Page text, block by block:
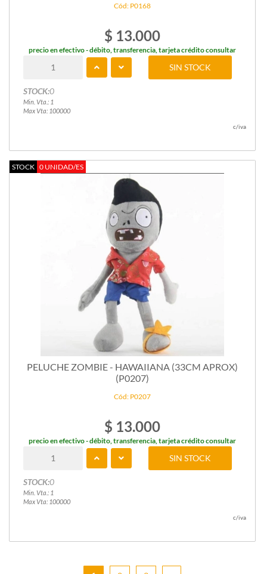
Cód: P0168
$ 13.000
precio en efectivo - débito, transferencia, tarjeta crédito consultar
STOCK:0
Min. Vta.: 1
Max Vta: 100000
SIN STOCK
c/iva
STOCK 0 UNIDAD/ES
PELUCHE ZOMBIE - HAWAIIANA (33CM APROX)
(P0207)
Cód: P0207
$ 13.000
precio en efectivo - débito, transferencia, tarjeta crédito consultar
STOCK:0
Min. Vta.: 1
Max Vta: 100000
SIN STOCK
c/iva